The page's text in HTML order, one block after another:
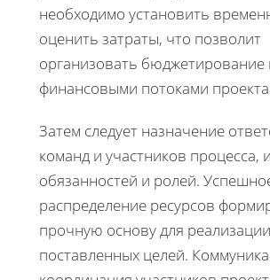
необходимо установить
оценить затраты, что позволит
организовать бюджетирование
финансовыми потоками
Затем следует назначение
команд и участников процесса,
обязанностей и ролей.
распределение ресурсов
прочную основу для реализации
поставленных целей.